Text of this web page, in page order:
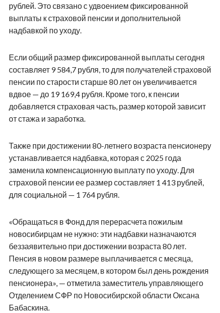
рублей. Это связано с удвоением фиксированной
выплаты к страховой пенсии и дополнительной
надбавкой по уходу.
Если общий размер фиксированной выплаты сегодня
составляет 9 584,7 рубля, то для получателей страховой
пенсии по старости старше 80 лет он увеличивается
вдвое — до 19 169,4 рубля. Кроме того, к пенсии
добавляется страховая часть, размер которой зависит
от стажа и заработка.
Также при достижении 80-летнего возраста пенсионеру
устанавливается надбавка, которая с 2025 года
заменила компенсационную выплату по уходу. Для
страховой пенсии ее размер составляет 1 413 рублей,
для социальной — 1 764 рубля.
«Обращаться в Фонд для перерасчета пожилым
новосибирцам не нужно: эти надбавки назначаются
беззаявительно при достижении возраста 80 лет.
Пенсия в новом размере выплачивается с месяца,
следующего за месяцем, в котором был день рождения
пенсионера», — отметила заместитель управляющего
Отделением СФР по Новосибирской области Оксана
Бабаскина.